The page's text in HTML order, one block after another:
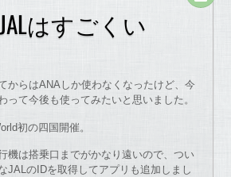
はすごくい
からはANAしか使わなくなったけど、今
って今後も使ってみたいと思いました。
初の四国開催。
機は搭乗口までがかなり遠いので、つい
JALのIDを取得してアプリも追加しまし